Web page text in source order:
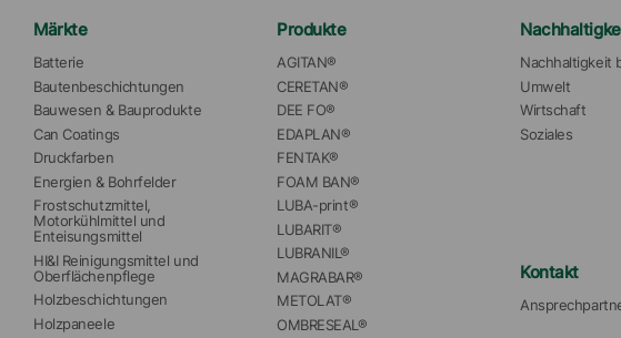
Märkte
Batterie
Bautenbeschichtungen
Bauwesen & Bauprodukte
Can Coatings
Druckfarben
Energien & Bohrfelder
Frostschutzmittel,
Motorkühlmittel und
Enteisungsmittel
HI&I Reinigungsmittel und
Oberflächenpflege
Holzbeschichtungen
Holzpaneele
Produkte
AGITAN®
CERETAN®
DEE FO®
EDAPLAN®
FENTAK®
FOAM BAN®
LUBA-print®
LUBARIT®
LUBRANIL®
MAGRABAR®
METOLAT®
OMBRESEAL®
Nachhaltigkeit
Umwelt
Wirtschaft
Soziales
Kontakt